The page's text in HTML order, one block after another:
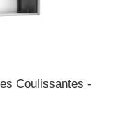
Coulissantes -